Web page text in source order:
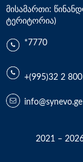
მისამართი:
ტერიტორია)
*7770
+(995)32 2
info@synevo.ge
2021 –